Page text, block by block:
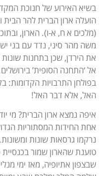
בשיא האירוע של חנוכת
הועלה ארון הברית להר הבית
(מלכים א ח, א-ו). הארון,
משה מהר סיני, נדד עם בני
את הירדן, שכן בתחנות
אל ‘התחנה הסופית’
בפולחן התרבויות הקדומות:
האל, אלא דבר האל!
איפה נמצא ארון הברית? מי
אחת החידות המסתוריות
נרקמו גרסאות שונות
טוענת שהארון שמור
שבצפון אתיופיה, מאז ימי